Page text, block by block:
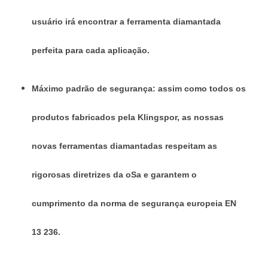
usuário irá encontrar a ferramenta diamantada
perfeita para cada aplicação.
Máximo padrão de segurança: assim como todos os
produtos fabricados pela Klingspor, as nossas
novas ferramentas diamantadas respeitam as
rigorosas diretrizes da oSa e garantem o
cumprimento da norma de segurança europeia EN
13 236.